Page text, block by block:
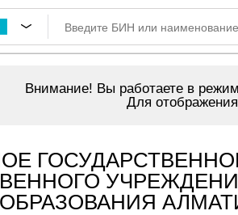
Внимание! Вы работаете в
Для